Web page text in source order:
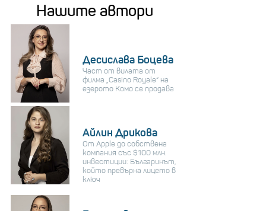
Нашите автори
Десислава Боцева
Част от вилата от
филма „Casino Royale“ на
езерото Комо се продава
Айлин Дрикова
От Apple до собствена
компания със $100 млн.
инвестиции: Българинът,
който превърна лицето в
ключ